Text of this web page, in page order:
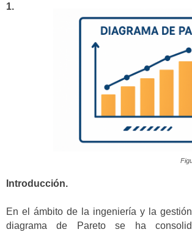
1.
Introducción.
En el ámbito de la ingeniería y la
diagrama de Pareto se ha